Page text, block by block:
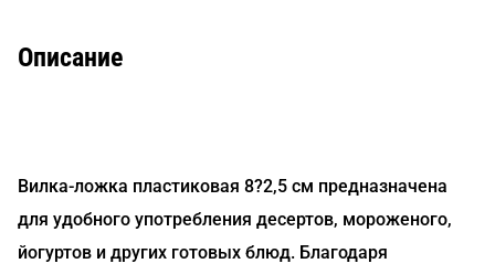
Описание
Вилка-ложка пластиковая 8?2,5 см предназначена
для удобного употребления десертов, мороженого,
йогуртов и других готовых блюд. Благодаря